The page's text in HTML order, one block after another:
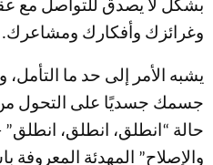
بشكل لا يصدق للتواصل مع
وغرائزك وأفكارك ومشاعرك.
يشبه الأمر إلى حد ما
جسمك جسديًا على التحول من
حالة “انطلق، انطلق، انطلق”
والإصلاح” المهدئة المعروفة